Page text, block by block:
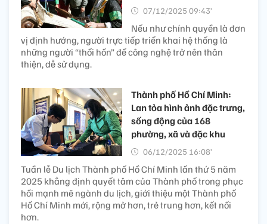
07/12/2025 09:43’
Nếu như chính quyền là đơn
vị định hướng, người trực tiếp triển khai hệ thống là
những người “thổi hồn” để công nghệ trở nên thân
thiện, dễ sử dụng.
Thành phố Hồ Chí Minh:
Lan tỏa hình ảnh đặc trưng,
sống động của 168
phường, xã và đặc khu
06/12/2025 16:08’
Tuần lễ Du lịch Thành phố Hồ Chí Minh lần thứ 5 năm
2025 khẳng định quyết tâm của Thành phố trong phục
hồi mạnh mẽ ngành du lịch, giới thiệu một Thành phố
Hồ Chí Minh mới, rộng mở hơn, trẻ trung hơn, kết nối
hơn.